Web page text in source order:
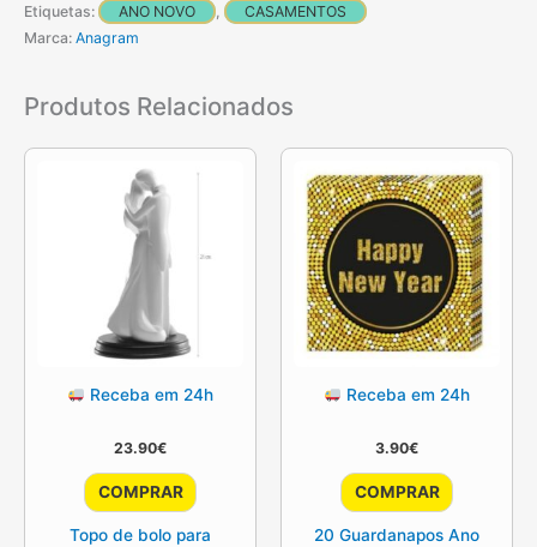
Etiquetas:
ANO NOVO
CASAMENTOS
Marca: Anagram
Produtos Relacionados
Receba em 24h
23.90€
COMPRAR
Topo de bolo para
Receba em 24h
3.90€
COMPRAR
20 Guardanapos Ano